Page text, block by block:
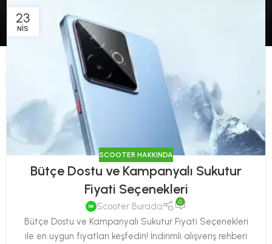
23
NIS
SCOOTER HAKKINDA
Bütçe Dostu ve Kampanyalı Sukutur
Fiyati Seçenekleri
Scooter Burada 0
Bütçe Dostu ve Kampanyalı Sukutur Fiyati Seçenekleri
ile en uygun fiyatları keşfedin! İndirimli alışveriş rehberi